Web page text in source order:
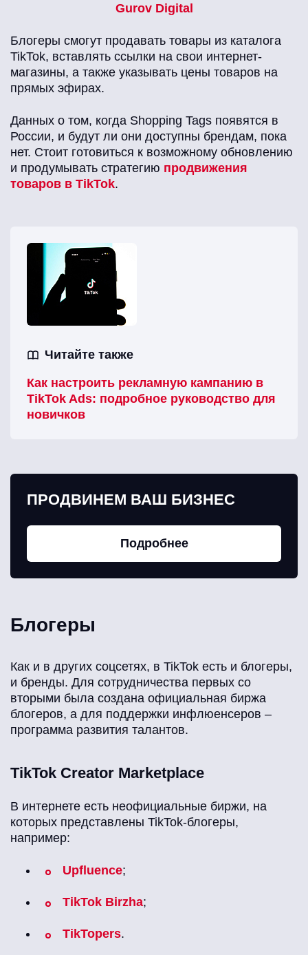
Gurov Digital
Блогеры смогут продавать товары из каталога
TikTok, вставлять ссылки на свои интернет-
магазины, а также указывать цены товаров на
прямых эфирах.
Данных о том, когда Shopping Tags появятся в
России, и будут ли они доступны брендам, пока
нет. Стоит готовиться к возможному обновлению
и продумывать стратегию продвижения
товаров в TikTok.
Читайте также
Как настроить рекламную кампанию в
TikTok Ads: подробное руководство для
новичков
ПРОДВИНЕМ ВАШ БИЗНЕС
Подробнее
Блогеры
Как и в других соцсетях, в TikTok есть и блогеры,
и бренды. Для сотрудничества первых со
вторыми была создана официальная биржа
блогеров, а для поддержки инфлюенсеров –
программа развития талантов.
TikTok Creator Marketplace
В интернете есть неофициальные биржи, на
которых представлены TikTok-блогеры,
например:
Upfluence;
TikTok Birzha;
TikTopers.